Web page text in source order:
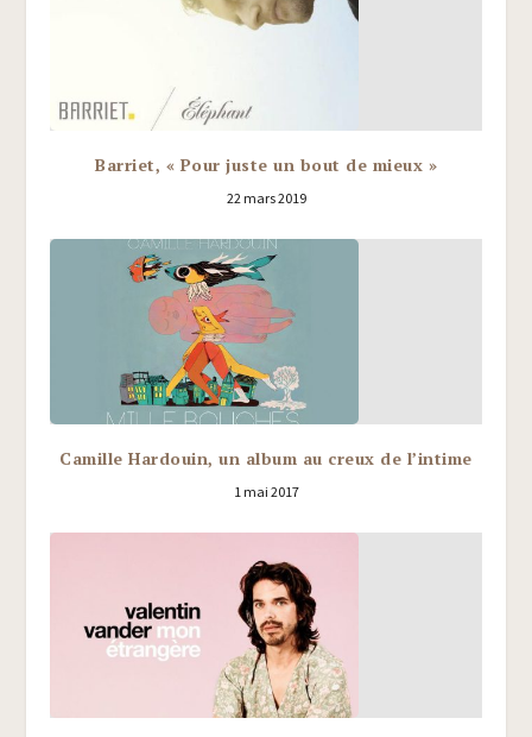
Barriet, « Pour juste un bout de mieux »
22 mars 2019
Camille Hardouin, un album au creux de l’intime
1 mai 2017